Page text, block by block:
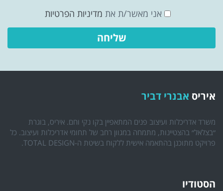
אני מאשר/ת את מדיניות הפרטיות
איריס אבנרי דביר
משרד אדריכלות ועיצוב פנים המתאפיין בקו נקי וחם. איריס, בוגרת
״בצלאל״ בהצטיינות, מתמחה במגוון רחב של תחומי אדריכלות ועיצוב. כל
פרויקט מתוכנן בהתאמה אישית ללקוח בשיטת ה-TOTAL DESIGN.
הסטודיו